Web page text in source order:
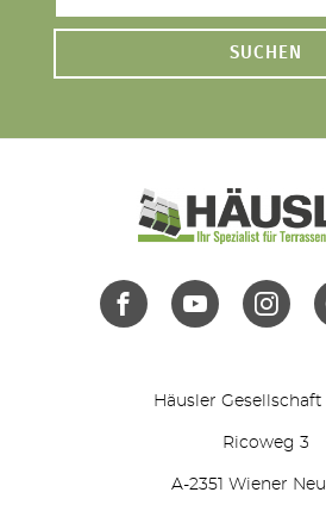
SUCHEN
Häusler Gesellschaft
Ricoweg 3
A-2351 Wiener